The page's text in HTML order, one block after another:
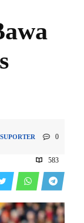
SUPORTER 0
583